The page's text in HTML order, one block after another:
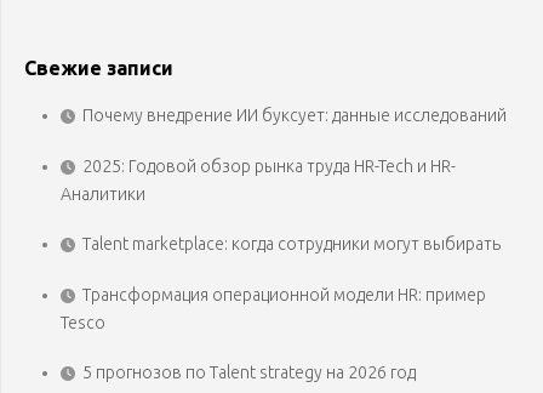
Свежие записи
Почему внедрение ИИ буксует: данные исследований
2025: Годовой обзор рынка труда HR-Tech и HR-
Аналитики
Talent marketplace: когда сотрудники могут выбирать
Трансформация операционной модели HR: пример
Tesco
5 прогнозов по Talent strategy на 2026 год